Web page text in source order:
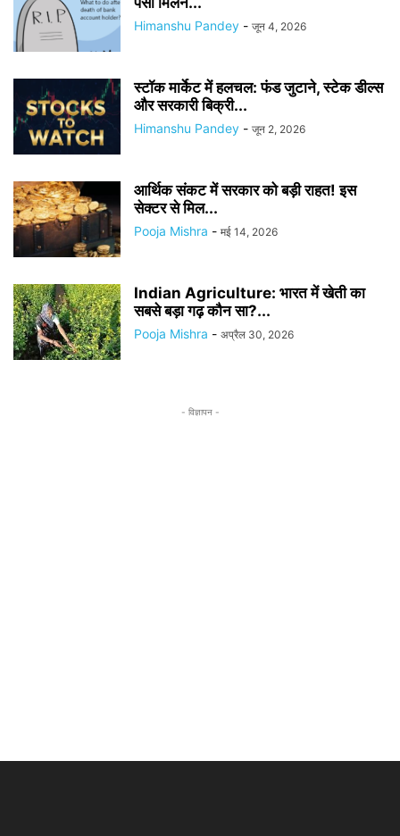
Himanshu Pandey - जून 4, 2026
स्टॉक मार्केट में हलचल: फंड जुटाने, स्टेक डील्स
और सरकारी बिक्री...
Himanshu Pandey - जून 2, 2026
आर्थिक संकट में सरकार को बड़ी राहत! इस
सेक्टर से मिल...
Pooja Mishra - मई 14, 2026
Indian Agriculture: भारत में खेती का
सबसे बड़ा गढ़ कौन सा?...
Pooja Mishra - अप्रैल 30, 2026
- विज्ञापन -